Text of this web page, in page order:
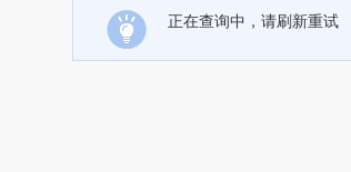
正在查询中，请刷新重试